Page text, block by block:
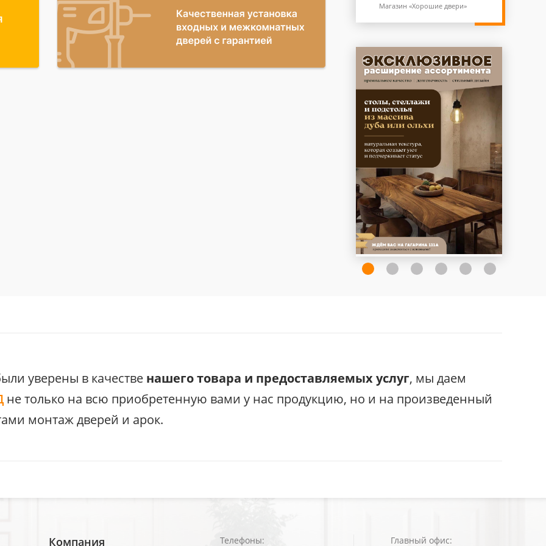
Магазин «Хорошие двери»
уверены в качестве нашего товара и предоставляемых услуг, мы даем
не только на всю приобретенную вами у нас продукцию, но и на произведенный
монтаж дверей и арок.
Компания Телефоны: Главный офис: